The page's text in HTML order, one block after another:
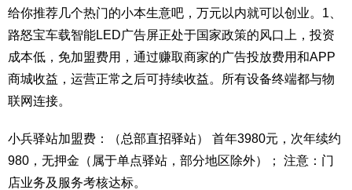
给你推荐几个热门的小本生意吧，万元以内就可以创业。1、
路怒宝车载智能LED广告屏正处于国家政策的风口上，投资
成本低，免加盟费用，通过赚取商家的广告投放费用和APP
商城收益，运营正常之后可持续收益。所有设备终端都与物
联网连接。
小兵驿站加盟费：（总部直招驿站） 首年3980元，次年续约
980，无押金（属于单点驿站，部分地区除外）； 注意：门
店业务及服务考核达标。